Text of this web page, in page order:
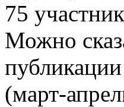
75
Можно
(март-